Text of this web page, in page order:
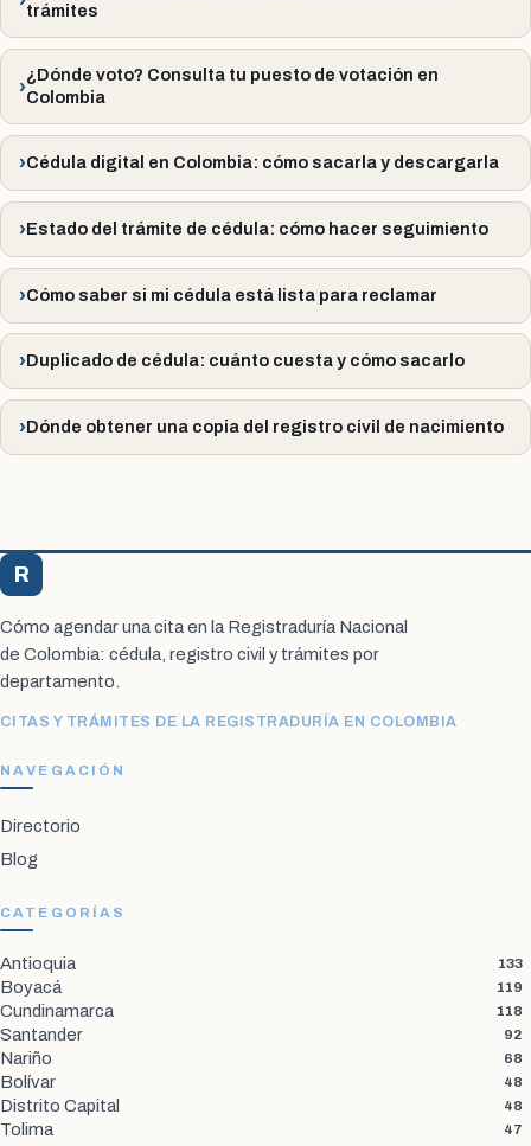
trámites
¿Dónde voto? Consulta tu puesto de votación en
Colombia
Cédula digital en Colombia: cómo sacarla y descargarla
Estado del trámite de cédula: cómo hacer seguimiento
Cómo saber si mi cédula está lista para reclamar
Duplicado de cédula: cuánto cuesta y cómo sacarlo
Dónde obtener una copia del registro civil de nacimiento
R
Cómo agendar una cita en la Registraduría Nacional
de Colombia: cédula, registro civil y trámites por
departamento.
CITAS Y TRÁMITES DE LA REGISTRADURÍA EN COLOMBIA
NAVEGACIÓN
Directorio
Blog
CATEGORÍAS
Antioquia 133
Boyacá 119
Cundinamarca 118
Santander 92
Nariño 68
Bolívar 48
Distrito Capital 48
Tolima 47